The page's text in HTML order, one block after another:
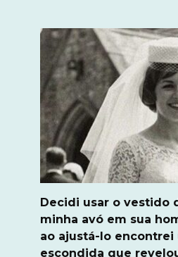
Decidi usar o vestido
minha avó em sua
ao ajustá-lo encontrei
escondida que